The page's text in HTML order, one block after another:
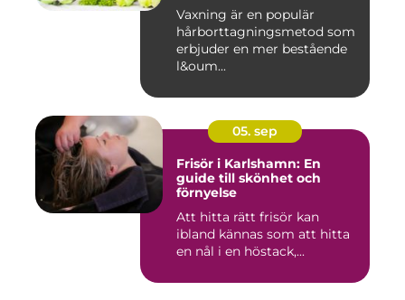
Vaxning är en populär
hårborttagningsmetod som
erbjuder en mer bestående
l&oum...
05. sep
Frisör i Karlshamn: En
guide till skönhet och
förnyelse
Att hitta rätt frisör kan
ibland kännas som att hitta
en nål i en höstack,...